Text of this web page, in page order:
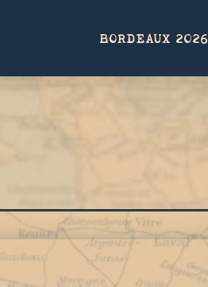
BORDEAUX 2026